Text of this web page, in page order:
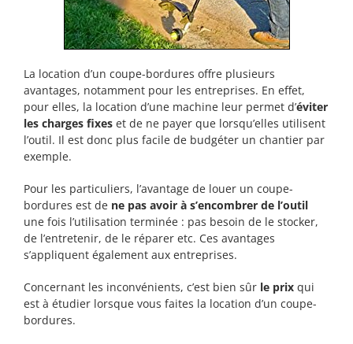
La location d’un coupe-bordures offre plusieurs
avantages, notamment pour les entreprises. En effet,
pour elles, la location d’une machine leur permet d’éviter
les charges fixes et de ne payer que lorsqu’elles utilisent
l’outil. Il est donc plus facile de budgéter un chantier par
exemple.
Pour les particuliers, l’avantage de louer un coupe-
bordures est de ne pas avoir à s’encombrer de l’outil
une fois l’utilisation terminée : pas besoin de le stocker,
de l’entretenir, de le réparer etc. Ces avantages
s’appliquent également aux entreprises.
Concernant les inconvénients, c’est bien sûr le prix qui
est à étudier lorsque vous faites la location d’un coupe-
bordures.